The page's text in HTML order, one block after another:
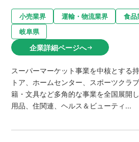
小売業界 運輸・物流業界 食品
岐阜県
企業詳細ページへarrow_right_alt
スーパーマーケット事業を中核とする
トア、ホームセンター、スポーツクラ
籍・文具など多角的な事業を全国展開
用品、住関連、ヘルス＆ビューティ...